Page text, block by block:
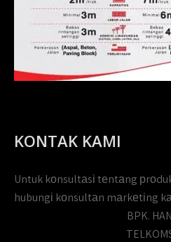
KONTAK KAMI
Untuk kоnsultаsі tеntаng
hubungі kоnsultаn mаrkеtіng
BPK.